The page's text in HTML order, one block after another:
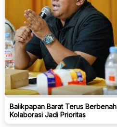
Balikpapan Barat Terus
Kolaborasi Jadi Prioritas